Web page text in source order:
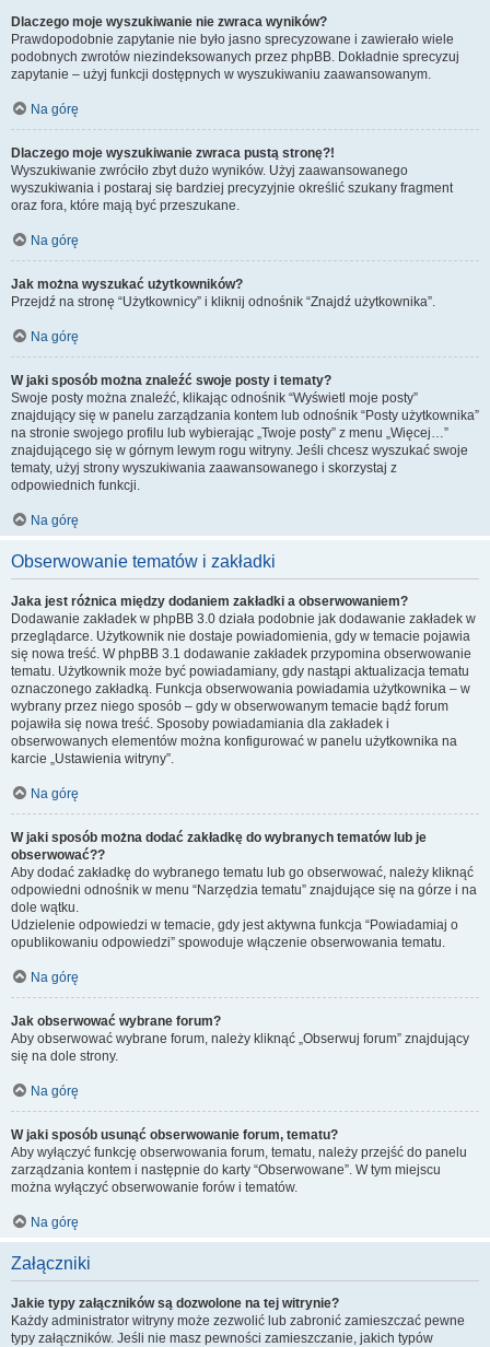
Dlaczego moje wyszukiwanie nie zwraca wyników?
Prawdopodobnie zapytanie nie było jasno sprecyzowane i zawierało wiele
podobnych zwrotów niezindeksowanych przez phpBB. Dokładnie sprecyzuj
zapytanie – użyj funkcji dostępnych w wyszukiwaniu zaawansowanym.
Na górę
Dlaczego moje wyszukiwanie zwraca pustą stronę?!
Wyszukiwanie zwróciło zbyt dużo wyników. Użyj zaawansowanego
wyszukiwania i postaraj się bardziej precyzyjnie określić szukany fragment
oraz fora, które mają być przeszukane.
Na górę
Jak można wyszukać użytkowników?
Przejdź na stronę “Użytkownicy” i kliknij odnośnik “Znajdź użytkownika”.
Na górę
W jaki sposób można znaleźć swoje posty i tematy?
Swoje posty można znaleźć, klikając odnośnik “Wyświetl moje posty”
znajdujący się w panelu zarządzania kontem lub odnośnik “Posty użytkownika”
na stronie swojego profilu lub wybierając „Twoje posty” z menu „Więcej…”
znajdującego się w górnym lewym rogu witryny. Jeśli chcesz wyszukać swoje
tematy, użyj strony wyszukiwania zaawansowanego i skorzystaj z
odpowiednich funkcji.
Na górę
Obserwowanie tematów i zakładki
Jaka jest różnica między dodaniem zakładki a obserwowaniem?
Dodawanie zakładek w phpBB 3.0 działa podobnie jak dodawanie zakładek w
przeglądarce. Użytkownik nie dostaje powiadomienia, gdy w temacie pojawia
się nowa treść. W phpBB 3.1 dodawanie zakładek przypomina obserwowanie
tematu. Użytkownik może być powiadamiany, gdy nastąpi aktualizacja tematu
oznaczonego zakładką. Funkcja obserwowania powiadamia użytkownika – w
wybrany przez niego sposób – gdy w obserwowanym temacie bądź forum
pojawiła się nowa treść. Sposoby powiadamiania dla zakładek i
obserwowanych elementów można konfigurować w panelu użytkownika na
karcie „Ustawienia witryny”.
Na górę
W jaki sposób można dodać zakładkę do wybranych tematów lub je
obserwować??
Aby dodać zakładkę do wybranego tematu lub go obserwować, należy kliknąć
odpowiedni odnośnik w menu “Narzędzia tematu” znajdujące się na górze i na
dole wątku.
Udzielenie odpowiedzi w temacie, gdy jest aktywna funkcja “Powiadamiaj o
opublikowaniu odpowiedzi” spowoduje włączenie obserwowania tematu.
Na górę
Jak obserwować wybrane forum?
Aby obserwować wybrane forum, należy kliknąć „Obserwuj forum” znajdujący
się na dole strony.
Na górę
W jaki sposób usunąć obserwowanie forum, tematu?
Aby wyłączyć funkcję obserwowania forum, tematu, należy przejść do panelu
zarządzania kontem i następnie do karty “Obserwowane”. W tym miejscu
można wyłączyć obserwowanie forów i tematów.
Na górę
Załączniki
Jakie typy załączników są dozwolone na tej witrynie?
Każdy administrator witryny może zezwolić lub zabronić zamieszczać pewne
typy załączników. Jeśli nie masz pewności zamieszczanie, jakich typów